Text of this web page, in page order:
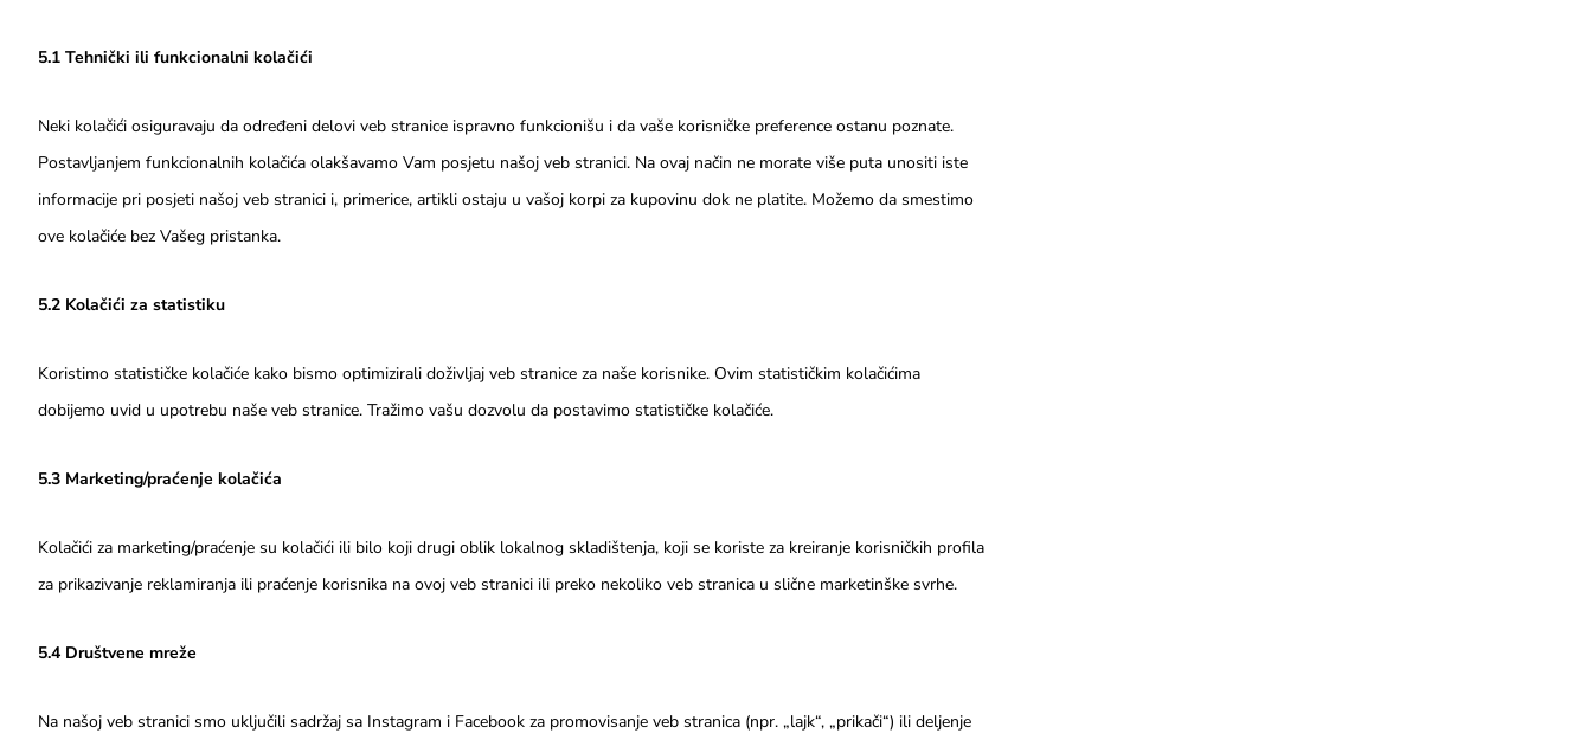
5.1 Tehnički ili funkcionalni kolačići
Neki kolačići osiguravaju da određeni delovi veb stranice ispravno funkcionišu i da vaše korisničke preference ostanu poznate.
Postavljanjem funkcionalnih kolačića olakšavamo Vam posjetu našoj veb stranici. Na ovaj način ne morate više puta unositi iste
informacije pri posjeti našoj veb stranici i, primerice, artikli ostaju u vašoj korpi za kupovinu dok ne platite. Možemo da smestimo
ove kolačiće bez Vašeg pristanka.
5.2 Kolačići za statistiku
Koristimo statističke kolačiće kako bismo optimizirali doživljaj veb stranice za naše korisnike. Ovim statističkim kolačićima
dobijemo uvid u upotrebu naše veb stranice. Tražimo vašu dozvolu da postavimo statističke kolačiće.
5.3 Marketing/praćenje kolačića
Kolačići za marketing/praćenje su kolačići ili bilo koji drugi oblik lokalnog skladištenja, koji se koriste za kreiranje korisničkih profila
za prikazivanje reklamiranja ili praćenje korisnika na ovoj veb stranici ili preko nekoliko veb stranica u slične marketinške svrhe.
5.4 Društvene mreže
Na našoj veb stranici smo uključili sadržaj sa Instagram i Facebook za promovisanje veb stranica (npr. „lajk“, „prikači“) ili deljenje